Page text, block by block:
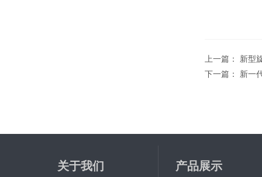
上一篇： 新型
下一篇： 新一
关于我们 产品展示